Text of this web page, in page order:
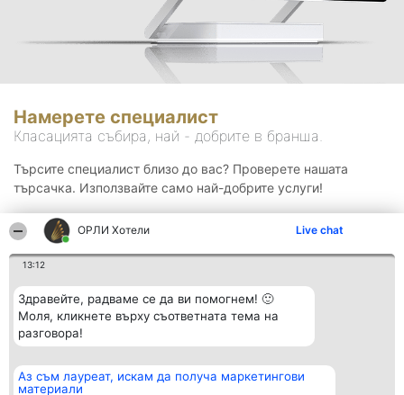
ОРЛИ Хотели Live chat
13:12
Здравейте, радваме се да ви помогнем! 🙂
Моля, кликнете върху съответната тема на
разговора!
Аз съм лауреат, искам да получа маркетингови
материали
Намерете специалист
Класацията събира, най - добрите в бранша.
Търсите специалист близо до вас? Проверете нашата
търсачка. Използвайте само най-добрите услуги!
Организатор на
класиране
Класация Контакти